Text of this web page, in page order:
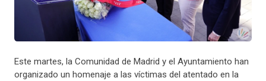
Este martes, la Comunidad de Madrid y el Ayuntamiento han
organizado un homenaje a las víctimas del atentado en la